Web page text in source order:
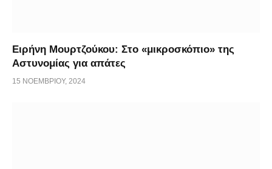
Ειρήνη Μουρτζούκου: Στο «μικροσκόπιο» της
Αστυνομίας για απάτες
15 ΝΟΕΜΒΡΊΟΥ, 2024